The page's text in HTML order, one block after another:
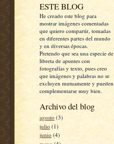
ESTE BLOG
He creado este blog para
mostrar imágenes comentadas
que quiero compartir, tomadas
en diferentes partes del mundo
y en diversas épocas.
Pretendo que sea una especie de
libreta de apuntes con
fotografías y texto, pues creo
que imágenes y palabras no se
excluyen mutuamente y pueden
complementarse muy bien.
Archivo del blog
agosto (3)
julio (1)
junio (4)